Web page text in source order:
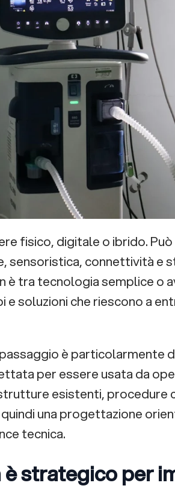
fisico, digitale o ibrido.
sensoristica, connettività e
è tra tecnologia semplice o
soluzioni che riescono a
è particolarmente
per essere usata da
esistenti, procedure
una progettazione
tecnica.
strategico per